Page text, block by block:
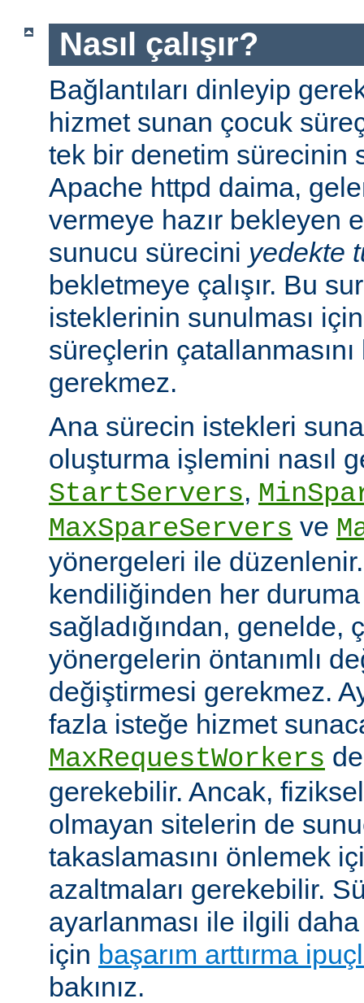
Nasıl çalışır?
Bağlantıları dinleyip
hizmet sunan çocuk
tek bir denetim sürecinin
Apache httpd daima,
vermeye hazır bekleyen
sunucu sürecini yedekte
bekletmeye çalışır. Bu
isteklerinin sunulması
süreçlerin
gerekmez.
Ana sürecin istekleri
oluşturma işlemini nasıl
StartServers,
MaxSpareServers ve
yönergeleri ile
kendiliğinden her
sağladığından, genelde,
yönergelerin öntanımlı
değiştirmesi gerekmez.
fazla isteğe hizmet
MaxRequestWorkers
gerekebilir. Ancak,
olmayan sitelerin de
takaslamasını önlemek
azaltmaları gerekebilir.
ayarlanması ile ilgili
için başarım arttırma
bakınız.